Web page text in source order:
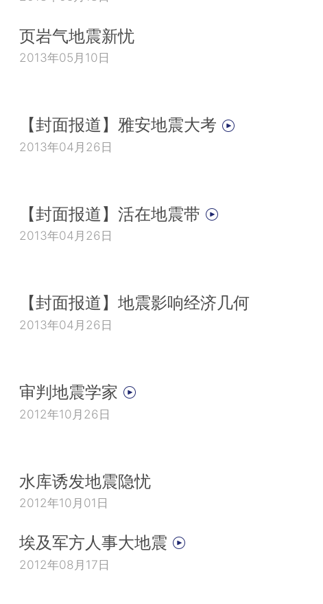
页岩气地震新忧
2013年05月10日
【封面报道】雅安地震大考
2013年04月26日
【封面报道】活在地震带
2013年04月26日
【封面报道】地震影响经济几何
2013年04月26日
审判地震学家
2012年10月26日
水库诱发地震隐忧
2012年10月01日
埃及军方人事大地震
2012年08月17日